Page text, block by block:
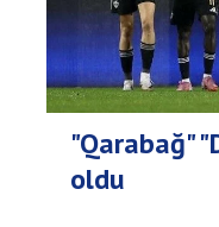
"Qarabağ"
oldu